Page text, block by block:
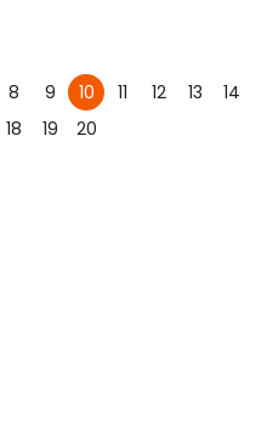
8 9 10 11 12 13
14
18 19 20